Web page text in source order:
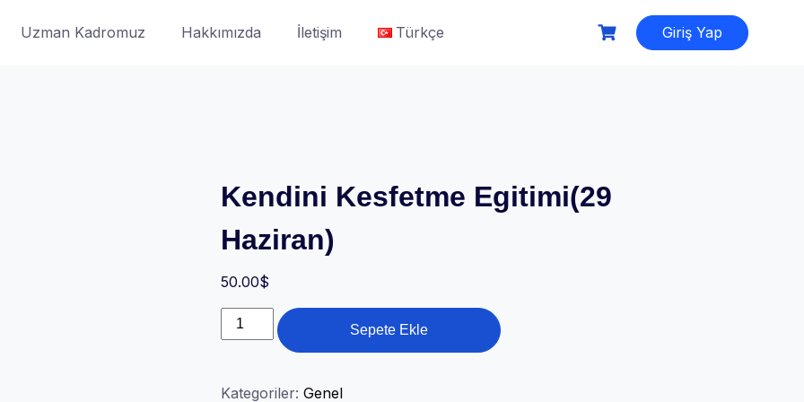
Uzman Kadromuz Hakkımızda İletişim Türkçe Giriş Yap
Kendini Kesfetme Egitimi(29
Haziran)
50.00$
Kendini
Kesfetme
Haziran)
Sepete Ekle
Kategoriler:Genel